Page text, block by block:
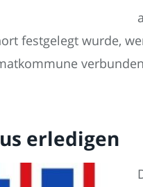
festgelegt wurde,
erledigen